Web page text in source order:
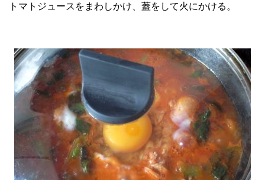
トマトジュースをまわしかけ、蓋をして火にかける。